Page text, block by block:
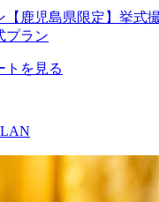
【鹿児島県限定】挙式
プラン
トを見る